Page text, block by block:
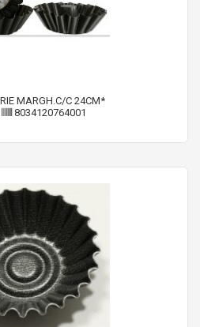
MARGH.C/C 24CM*
8034120764001